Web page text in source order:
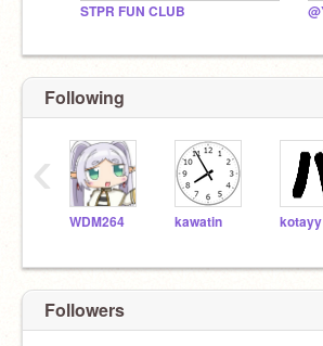
STPR FUN CLUB
Following
WDM264 kawatin kotayy
‹
Followers